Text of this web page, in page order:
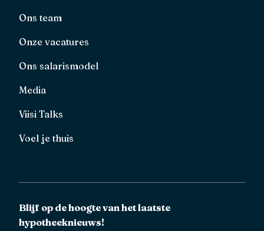
Ons team
Onze vacatures
Ons salarismodel
Media
Viisi Talks
Voel je thuis
Blijf op de hoogte van het laatste
hypotheeknieuws!